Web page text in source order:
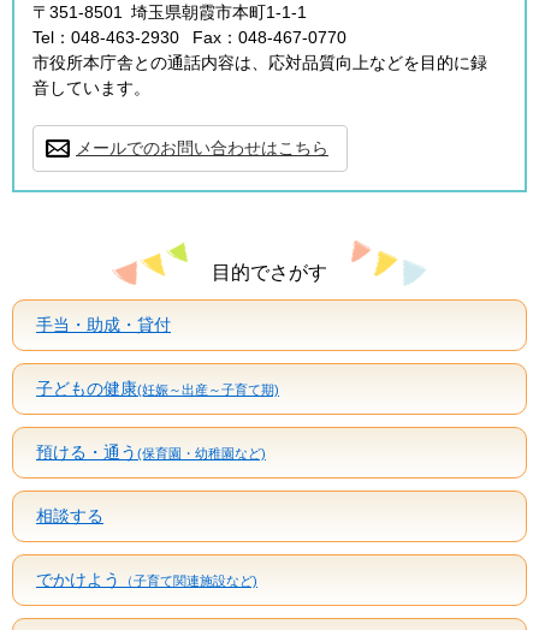
〒351-8501
埼玉県朝霞市本町1-1-1
Tel：048-463-2930
Fax：048-467-0770
市役所本庁舎との通話内容は、応対品質向上などを目的に録
音しています。
メールでのお問い合わせはこちら
目的でさがす
手当・助成・貸付
子どもの健康(妊娠～出産～子育て期)
預ける・通う (保育園・幼稚園など)
相談する
でかけよう （子育て関連施設など)